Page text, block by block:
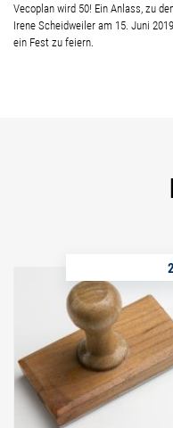
Vecoplan wird 50! Ein Anlass, zu
Irene Scheidweiler am 15. Juni
ein Fest zu feiern.